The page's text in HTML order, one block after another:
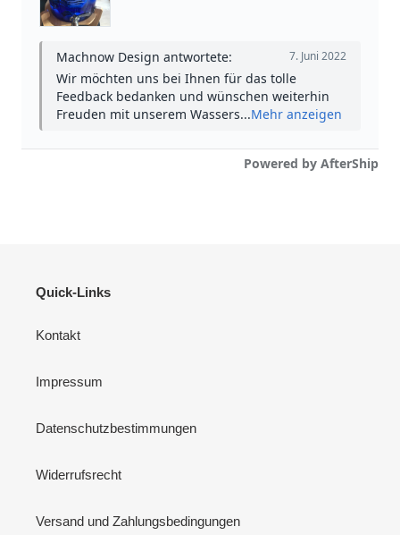
Quick-Links
Kontakt
Impressum
Datenschutzbestimmungen
Widerrufsrecht
Versand und Zahlungsbedingungen